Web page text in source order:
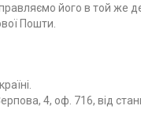
його в той же
Пошти.
4, оф. 716, від